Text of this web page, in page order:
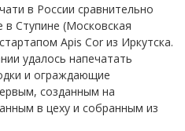
в России сравнительно
Ступине (Московская
Apis Cor из Иркутска.
удалось напечатать
и ограждающие
созданным на
в цеху и собранным из